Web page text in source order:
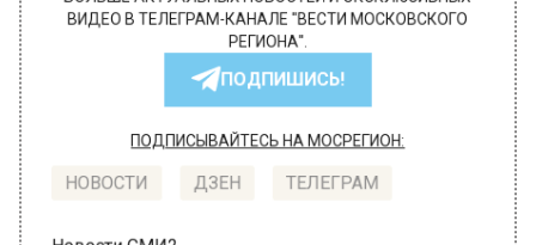
БОЛЬШЕ АКТУАЛЬНЫХ НОВОСТЕЙ И ЭКСКЛЮЗИВНЫХ
ВИДЕО В ТЕЛЕГРАМ-КАНАЛЕ "ВЕСТИ МОСКОВСКОГО
РЕГИОНА".